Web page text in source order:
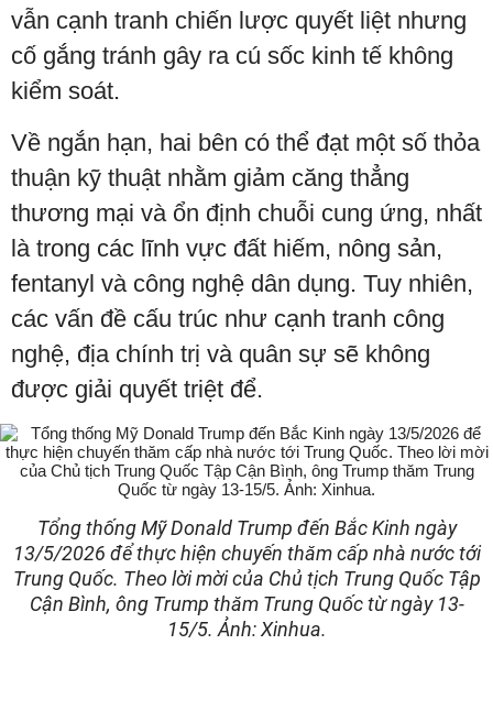
vẫn cạnh tranh chiến lược quyết liệt nhưng
cố gắng tránh gây ra cú sốc kinh tế không
kiểm soát.
Về ngắn hạn, hai bên có thể đạt một số thỏa
thuận kỹ thuật nhằm giảm căng thẳng
thương mại và ổn định chuỗi cung ứng, nhất
là trong các lĩnh vực đất hiếm, nông sản,
fentanyl và công nghệ dân dụng. Tuy nhiên,
các vấn đề cấu trúc như cạnh tranh công
nghệ, địa chính trị và quân sự sẽ không
được giải quyết triệt để.
Tổng thống Mỹ Donald Trump đến Bắc Kinh ngày
13/5/2026 để thực hiện chuyến thăm cấp nhà nước tới
Trung Quốc. Theo lời mời của Chủ tịch Trung Quốc Tập
Cận Bình, ông Trump thăm Trung Quốc từ ngày 13-
15/5. Ảnh: Xinhua.